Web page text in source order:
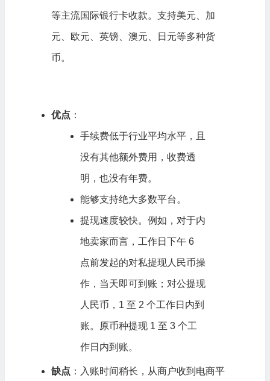
等主流国际银行卡收款。支持美元、加
元、欧元、英镑、澳元、日元等多种货
币。
优点 ：
手续费低于行业平均水平，且
没有其他额外费用，收费透
明，也没有年费。
能够支持绝大多数平台。
提现速度较快。例如，对于内
地卖家而言，工作日下午 6
点前发起的对私提现人民币操
作，当天即可到账；对公提现
人民币，1 至 2 个工作日内到
账。原币种提现 1 至 3 个工
作日内到账。
缺点 ：入账时间稍长，从商户收到电商平